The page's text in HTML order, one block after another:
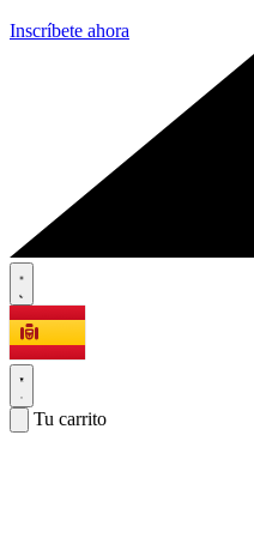
Inscríbete ahora
Tu carrito